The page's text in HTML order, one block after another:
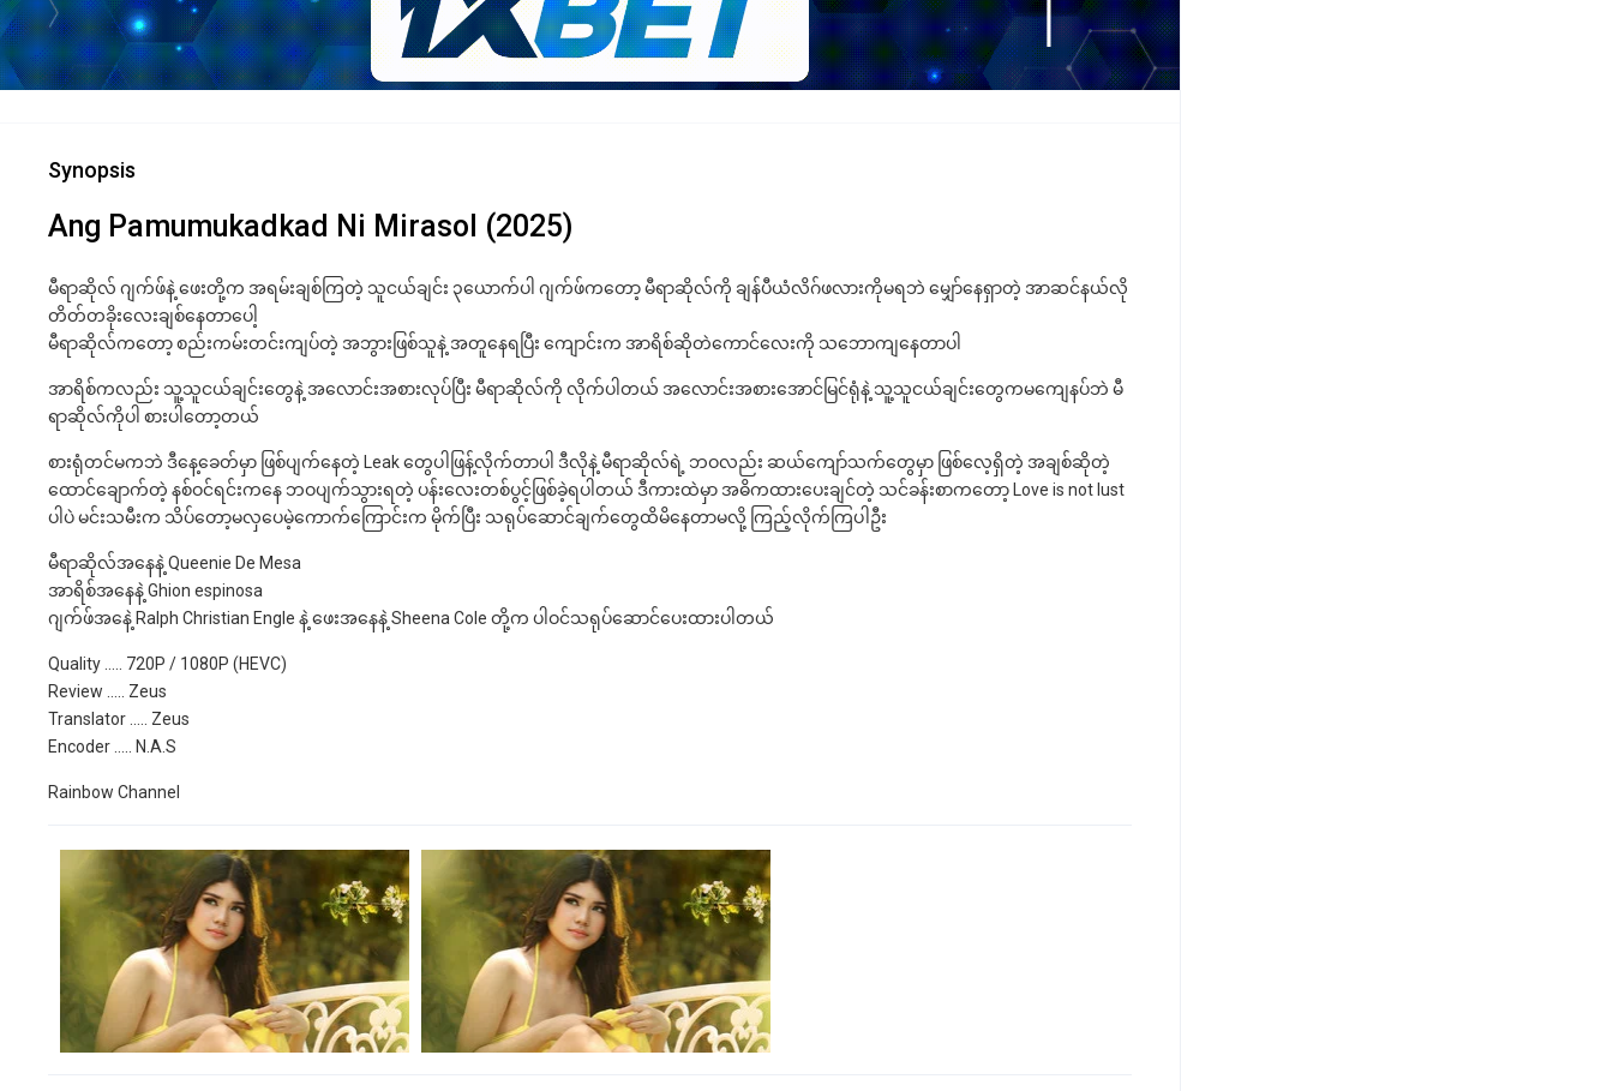
Synopsis
Ang Pamumukadkad Ni Mirasol (2025)
မီရာဆိုလ် ဂျက်ဖ်နဲ့ ဖေးတို့က အရမ်းချစ်ကြတဲ့ သူငယ်ချင်း ၃ယောက်ပါ ဂျက်ဖ်ကတော့ မီရာဆိုလ်ကို ချန်ပီယံလိဂ်ဖလားကိုမရဘဲ မျှော်နေရှာတဲ့ အာဆင်နယ်လို
တိတ်တခိုးလေးချစ်နေတာပေါ့
မီရာဆိုလ်ကတော့ စည်းကမ်းတင်းကျပ်တဲ့ အဘွားဖြစ်သူနဲ့ အတူနေရပြီး ကျောင်းက အာရိစ်ဆိုတဲကောင်လေးကို သဘောကျနေတာပါ
အာရိစ်ကလည်း သူ့သူငယ်ချင်းတွေနဲ့ အလောင်းအစားလုပ်ပြီး မီရာဆိုလ်ကို လိုက်ပါတယ် အလောင်းအစားအောင်မြင်ရုံနဲ့ သူ့သူငယ်ချင်းတွေကမကျေနပ်ဘဲ မီ
ရာဆိုလ်ကိုပါ စားပါတော့တယ်
စားရုံတင်မကဘဲ ဒီနေ့ခေတ်မှာ ဖြစ်ပျက်နေတဲ့ Leak တွေပါဖြန့်လိုက်တာပါ ဒီလိုနဲ့ မီရာဆိုလ်ရဲ့ ဘဝလည်း ဆယ်ကျော်သက်တွေမှာ ဖြစ်လေ့ရှိတဲ့ အချစ်ဆိုတဲ့
ထောင်ချောက်တဲ့ နစ်ဝင်ရင်းကနေ ဘဝပျက်သွားရတဲ့ ပန်းလေးတစ်ပွင့်ဖြစ်ခဲ့ရပါတယ် ဒီကားထဲမှာ အဓိကထားပေးချင်တဲ့ သင်ခန်းစာကတော့ Love is not lust
ပါပဲ မင်းသမီးက သိပ်တော့မလှပေမဲ့ကောက်ကြောင်းက မိုက်ပြီး သရုပ်ဆောင်ချက်တွေထိမိနေတာမလို့ ကြည့်လိုက်ကြပါဦး
မီရာဆိုလ်အနေနဲ့ Queenie De Mesa
အာရိစ်အနေနဲ့ Ghion espinosa
ဂျက်ဖ်အနေဲ့ Ralph Christian Engle နဲ့ ဖေးအနေနဲ့ Sheena Cole တို့က ပါဝင်သရုပ်ဆောင်ပေးထားပါတယ်
Quality ….. 720P / 1080P (HEVC)
Review ….. Zeus
Translator ….. Zeus
Encoder ….. N.A.S
Rainbow Channel